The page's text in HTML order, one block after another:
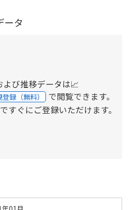
ータ
よび推移データは📈
登録（無料） で閲覧できます。
すぐにご登録いただけます。